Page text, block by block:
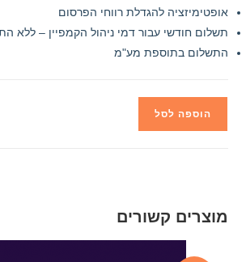
אופטימיזציה להגדלת רווחי הפרסום
תשלום חודשי עבור דמי ניהול הקמפיין – ללא
התשלום בתוספת מע"מ
הוספה לסל
מוצרים קשורים